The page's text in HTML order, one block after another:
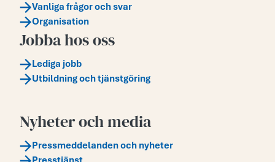
Vanliga frågor och svar
Organisation
Jobba hos oss
Lediga jobb
Utbildning och tjänstgöring
Nyheter och media
Pressmeddelanden och nyheter